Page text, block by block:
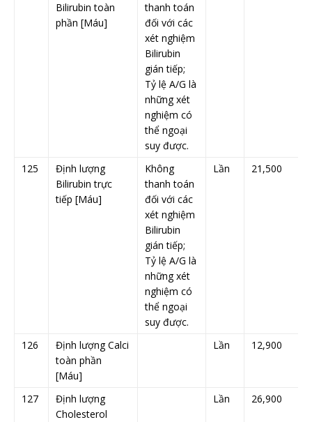
Bilirubin toàn
phần [Máu]
thanh toán
đối với các
xét nghiệm
Bilirubin
gián tiếp;
Tỷ lệ A/G là
những xét
nghiệm có
thể ngoại
suy được.
125
Định lượng
Bilirubin trực
tiếp [Máu]
Không
thanh toán
đối với các
xét nghiệm
Bilirubin
gián tiếp;
Tỷ lệ A/G là
những xét
nghiệm có
thể ngoại
suy được.
Lần 21,500
126
Định lượng Calci
toàn phần
[Máu]
Lần 12,900
127
Định lượng
Cholesterol
Lần 26,900